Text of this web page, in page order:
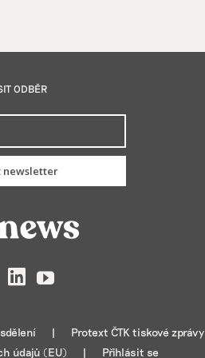
ODBĚR
newsletter
LinkedIn
YouTube
Protext ČTK tiskové zprávy
údajů (EU)
Přihlásit se